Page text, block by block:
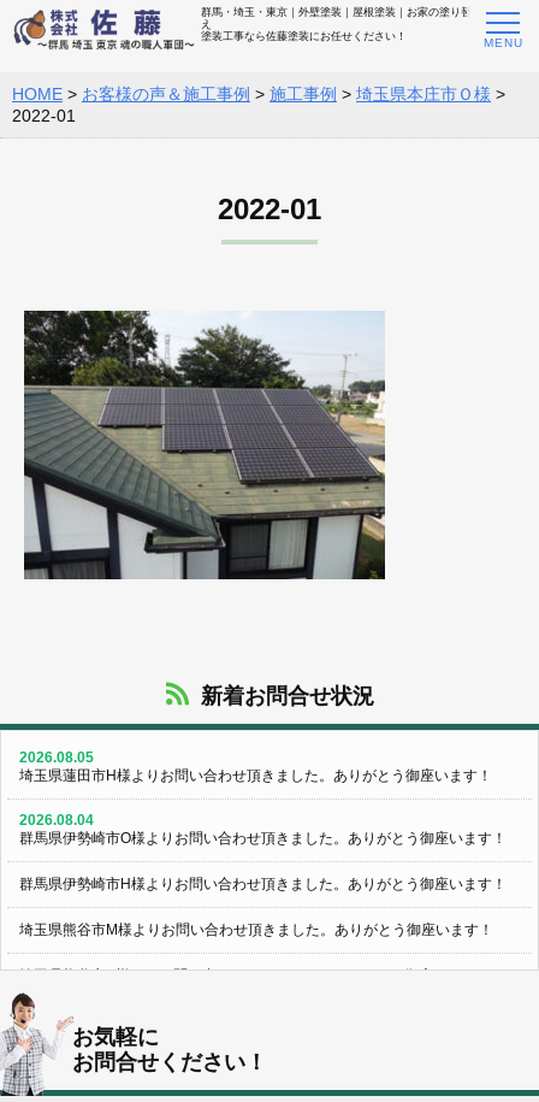
群馬・埼玉・東京｜外壁塗装｜屋根塗装｜お家の塗り替
え
塗装工事なら佐藤塗装にお任せください！
HOME > お客様の声＆施工事例 > 施工事例 > 埼玉県本庄市Ｏ様 >
2022-01
2022-01
新着お問合せ状況
2026.08.05
埼玉県蓮田市H様よりお問い合わせ頂きました。ありがとう御座います！
2026.08.04
群馬県伊勢崎市O様よりお問い合わせ頂きました。ありがとう御座います！
群馬県伊勢崎市H様よりお問い合わせ頂きました。ありがとう御座います！
埼玉県熊谷市M様よりお問い合わせ頂きました。ありがとう御座います！
埼玉県熊谷市S様よりお問い合わせ頂きました。ありがとう御座います！
群馬県伊勢崎市K様よりお問い合わせ頂きました。ありがとう御座います！
東京都葛飾区N様よりお問い合わせ頂きました。ありがとう御座います！
お気軽に
お問合せください！